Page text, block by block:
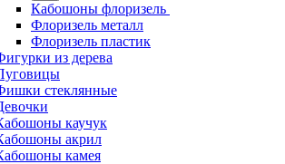
Кабошоны флоризель
Флоризель металл
Флоризель пластик
из дерева
стеклянные
каучук
акрил
камея